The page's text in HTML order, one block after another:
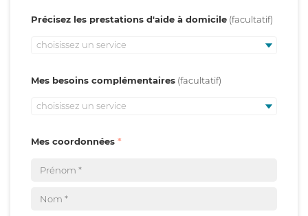
Précisez les prestations d'aide à domicile
choisissez un service
Mes besoins complémentaires
choisissez un service
Mes coordonnées